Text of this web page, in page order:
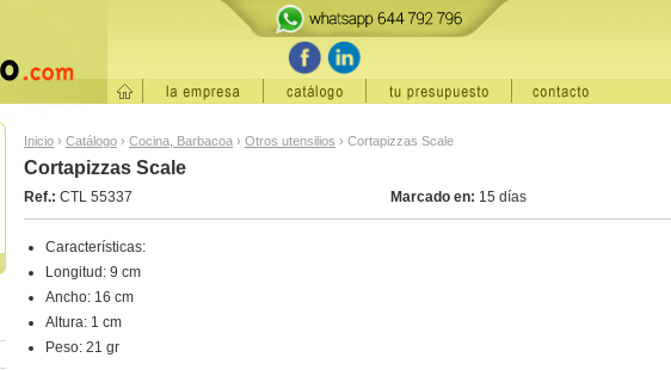
Inicio › Catálogo › Cocina, Barbacoa › Otros utensilios › Cortapizzas Scale
Cortapizzas Scale
Ref.: CTL 55337 Marcado en: 15 días
Características:
Longitud: 9 cm
Ancho: 16 cm
Altura: 1 cm
Peso: 21 gr